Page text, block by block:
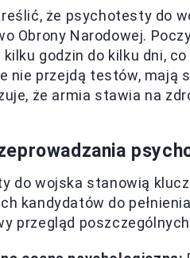
że psychotesty do
Obrony Narodowej.
godzin do kilku dni,
nie przejdą testów, mają
że armia stawia na
do wojska stanowią
kandydatów do
przegląd